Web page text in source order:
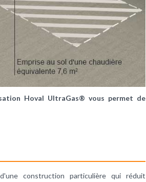
Hoval UltraGas® vous permet de
construction particulière qui réduit